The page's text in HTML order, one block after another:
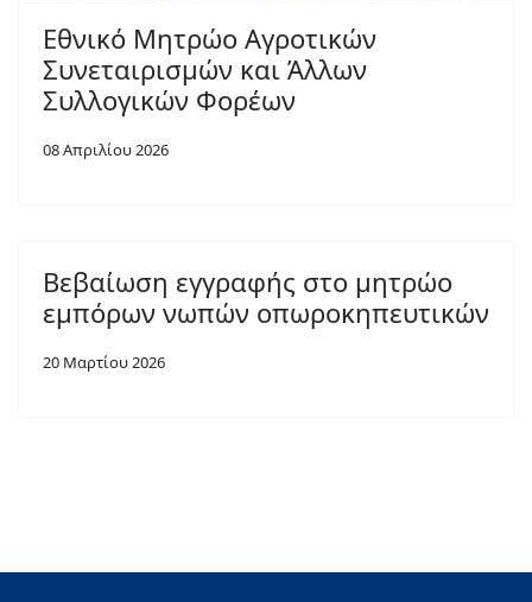
Εθνικό Μητρώο Αγροτικών
Συνεταιρισμών και Άλλων
Συλλογικών Φορέων
08 Απριλίου 2026
Βεβαίωση εγγραφής στο μητρώο
εμπόρων νωπών οπωροκηπευτικών
20 Μαρτίου 2026